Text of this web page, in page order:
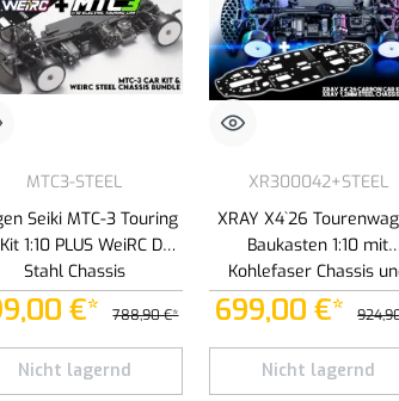
ein oder benutze die Schaltflächen um die Anzahl zu
MTC3-STEEL
Seiki MTC-3 Touring
1:10 PLUS WeiRC DLC
Stahl Chassis
€* 788,90 €*
Nicht lagernd
XR300042+STEEL
XRAY X4`26
Baukasten 1:10 mit
Kohlefaser Chassis
Xray 301028 Stahl
699,00 €*
Nicht lagernd